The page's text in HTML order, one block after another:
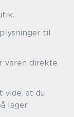
til
varen direkte
vide, at du
lager.